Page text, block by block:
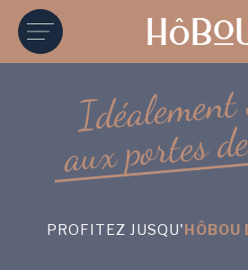
AccèsHô
Billancourt,
Idéalement
auxportesd
PROFITEZ JUSQU' HÔBOU